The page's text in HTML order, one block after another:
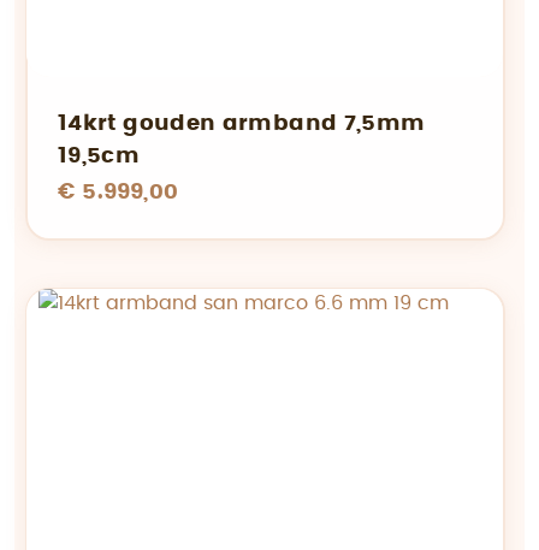
14krt gouden armband 7,5mm
19,5cm
€ 5.999,00